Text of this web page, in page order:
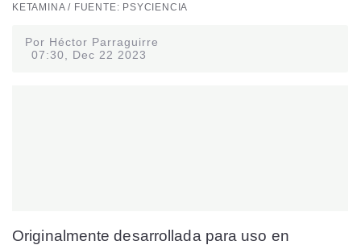
KETAMINA / FUENTE: PSYCIENCIA
Por Héctor Parraguirre
07:30, Dec 22 2023
Originalmente desarrollada para uso en